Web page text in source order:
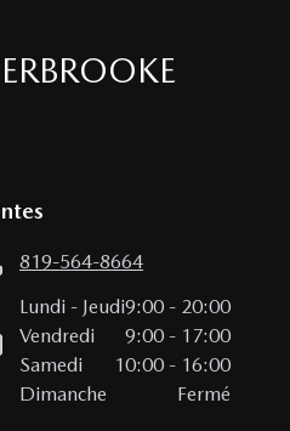
819-564-8664
Lundi - Jeudi9:00 - 20:00
Vendredi
9:00 - 17:00
Samedi
10:00 - 16:00
Dimanche
Fermé